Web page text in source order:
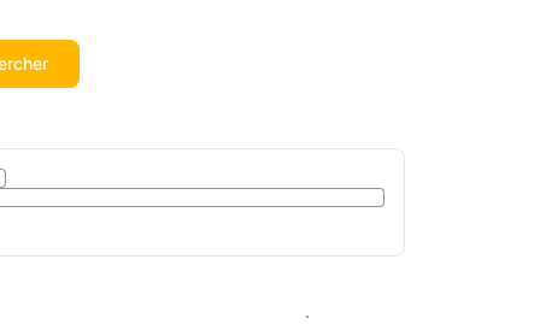
Voir les disponibilités